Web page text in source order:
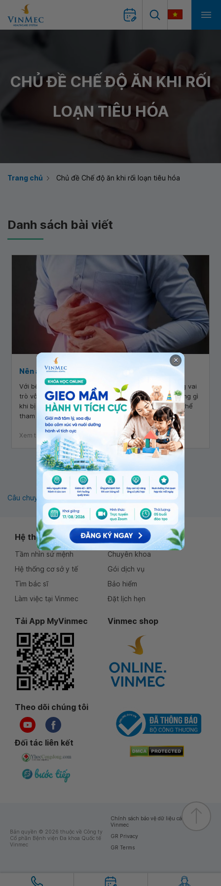
CHỦ ĐỀ CHẾ ĐỘ ĂN KHI RỐI
LOẠN TIÊU HÓA
Trang chủ Chủ đề Chế độ ăn khi rối loạn tiêu hóa
Danh sách bài viết
Nên ăn uống gì khi bị rối loạn tiêu hóa?
Với bệnh nhân rối loạn tiêu hóa, chế độ ăn uống đóng vai
trò vô cùng quan trọng. Vậy người bệnh có thể ăn uống gì
khi bị rối loạn tiêu hóa? Bệnh nhân và người thân có thể
tham khảo thực đơn dinh dưỡng dưới đây.
Xem thêm
1
Câu chuyện khách hàng
Hệ thống Vinmec
Tầm nhìn sứ mệnh
Hệ thống cơ sở y tế
Tìm bác sĩ
Làm việc tại Vinmec
Dịch vụ
Chuyên khoa
Gói dịch vụ
Bảo hiểm
Đặt lịch hẹn
Tải App MyVinmec Vinmec shop
Theo dõi chúng tôi
Đối tác liên kết
Bản quyền © 2026 thuộc về Công ty
Cổ phần Bệnh viện Đa khoa Quốc tế
Vinmec
Chính sách bảo vệ dữ liệu cá nhân của
Vinmec
GR Privacy
GR Terms
×